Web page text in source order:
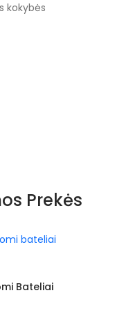
kokybės
Prekės
Bateliai